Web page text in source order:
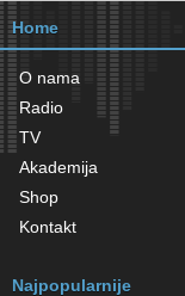
Home
O nama
Radio
TV
Akademija
Shop
Kontakt
Najpopularnije